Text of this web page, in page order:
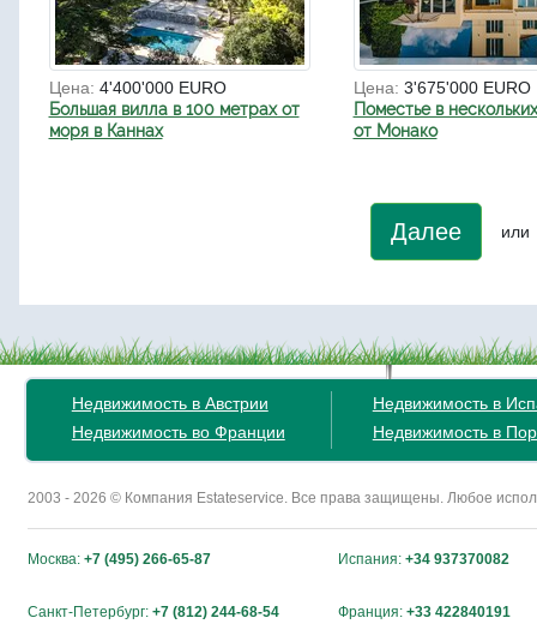
Цена: 4'400'000 EURO
Большая вилла в 100 метрах от
моря в Каннах
Цена: 3'675'000 EURO
Поместье в
от Монако
Далее или
Недвижимость в Австрии
Недвижимость во Франции
Недвижимость в
Недвижимость в
2003 - 2026 © Компания Estateservice. Все права защищены. Любое
Москва: +7 (495) 266-65-87 Испания: +34 937370082
Санкт-Петербург: +7 (812) 244-68-54 Франция: +33 422840191